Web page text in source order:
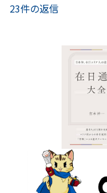
23件の返信